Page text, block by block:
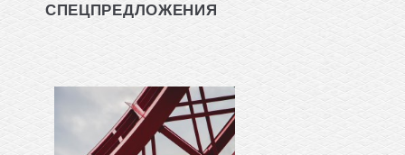
СПЕЦПРЕДЛОЖЕНИЯ